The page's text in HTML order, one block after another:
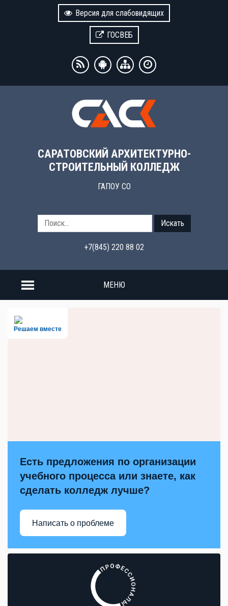
Версия для слабовидящих
ГОСВЕБ
САРАТОВСКИЙ АРХИТЕКТУРНО-
СТРОИТЕЛЬНЫЙ КОЛЛЕДЖ
ГАПОУ СО
Искать
+7(845) 220 88 02
МЕНЮ
Решаем вместе
Есть предложения по организации
учебного процесса или знаете, как
сделать колледж лучше?
Написать о проблеме